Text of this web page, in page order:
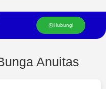
Hubungi
Anuitas